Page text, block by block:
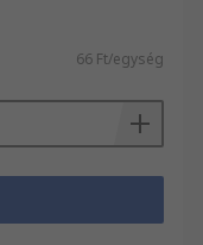
66 Ft/egység